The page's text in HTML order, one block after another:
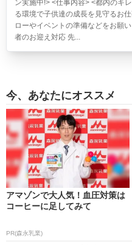
ン実施中!> <仕事内容> <都内のキ
る環境で子供達の成長を見守るお
ローやイベントの準備などをお願
者のお迎え対応 先...
今、あなたにオススメ
アマゾンで大人気！血圧対策は
コーヒーに足してみて
PR(森永乳業)